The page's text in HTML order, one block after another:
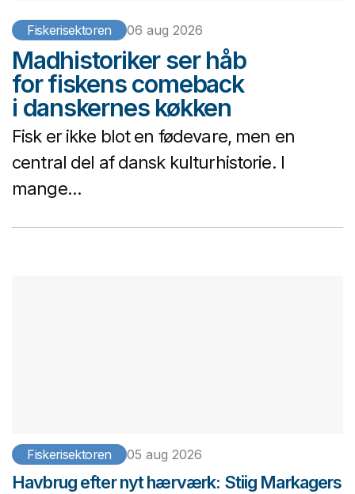
Fiskerisektoren 06 aug 2026
Madhistoriker ser håb
for fiskens comeback
i danskernes køkken
Fisk er ikke blot en fødevare, men en
central del af dansk kulturhistorie. I
mange...
Fiskerisektoren 05 aug 2026
Havbrug efter nyt hærværk: Stiig Markagers